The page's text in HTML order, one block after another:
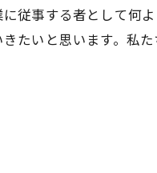
従事する者として何
たいと思います。私